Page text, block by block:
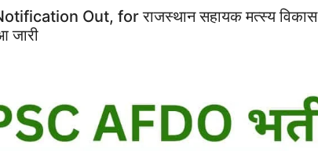
Out, for राजस्थान सहायक मत्स्य विकास
जारी